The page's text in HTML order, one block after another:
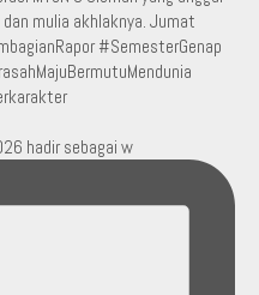
hadir sebagai w